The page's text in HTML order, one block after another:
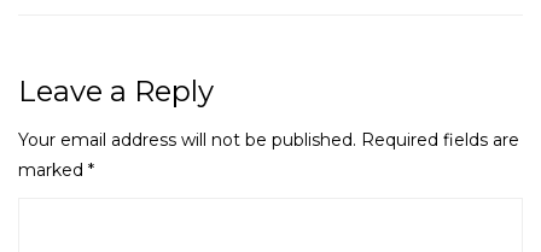
Leave a Reply
Your email address will not be published. Required fields are
marked *